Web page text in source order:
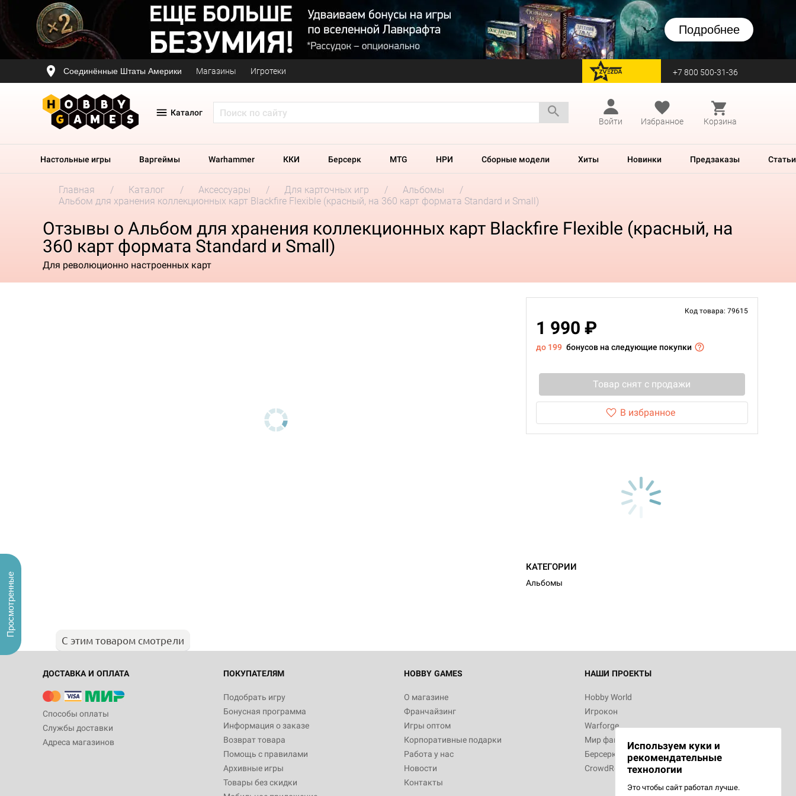
Подробнее
Соединённые Штаты Америки Магазины Игротеки перейти на Zvezda +7 800 500-31-36
Каталог
Войти
Избранное Корзина
Настольные игры Варгеймы Warhammer ККИ Берсерк MTG НРИ Сборные модели Хиты Новинки Предзаказы Статьи
Главная Каталог Аксессуары Для карточных игр
Альбомы
Альбом для хранения коллекционных карт Blackfire Flexible (красный, на 360 карт формата Standard и Small)
Отзывы о Альбом для хранения коллекционных карт Blackfire Flexible (красный, на
360 карт формата Standard и Small)
Для революционно настроенных карт
Код товара: 79615
1 990 ₽
до 199 бонусов на следующие покупки
Товар снят с продажи
В избранное
КАТЕГОРИИ
Альбомы
С этим товаром смотрели
ДОСТАВКА И ОПЛАТА
Способы оплаты
Службы доставки
Адреса магазинов
ПОКУПАТЕЛЯМ
Подобрать игру
Бонусная программа
Информация о заказе
Возврат товара
Помощь с правилами
Архивные игры
Товары без скидки
HOBBY GAMES
О магазине
Франчайзинг
Игры оптом
Корпоративные подарки
Работа у нас
Новости
Контакты
НАШИ ПРОЕКТЫ
Hobby World
Игрокон
Warforge
Мир фантастики
Берсерк
CrowdRepublic
Используем куки и
рекомендательные
технологии
Это чтобы сайт работал лучше.
Просмотренные
Настольная игра Hobby World Монстры
Белая смерть
12 990
Настольная игра Hobby World Берсерк.
3 490